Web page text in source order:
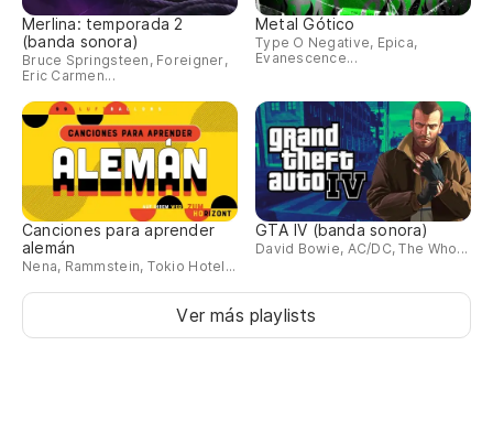
Merlina: temporada 2
(banda sonora)
Bruce Springsteen, Foreigner,
Eric Carmen...
Metal Gótico
Type O Negative, Epica,
Evanescence...
Canciones para aprender
alemán
Nena, Rammstein, Tokio Hotel...
GTA IV (banda sonora)
David Bowie, AC/DC, The Who...
Ver más playlists